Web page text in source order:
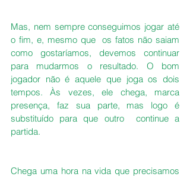
Mas, nem sempre conseguimos jogar até
o fim, e, mesmo que  os fatos não saiam
como gostaríamos, devemos continuar
para mudarmos o resultado. O bom
jogador não é aquele que joga os dois
tempos. Às vezes, ele chega, marca
presença, faz sua parte, mas logo é
substituído para que outro  continue a
partida.
Chega uma hora na vida que precisamos